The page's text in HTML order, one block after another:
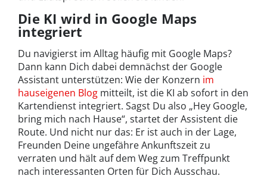
Die KI wird in Google Maps
integriert
Du navigierst im Alltag häufig mit Google Maps?
Dann kann Dich dabei demnächst der Google
Assistant unterstützen: Wie der Konzern im
hauseigenen Blog mitteilt, ist die KI ab sofort in den
Kartendienst integriert. Sagst Du also „Hey Google,
bring mich nach Hause“, startet der Assistent die
Route. Und nicht nur das: Er ist auch in der Lage,
Freunden Deine ungefähre Ankunftszeit zu
verraten und hält auf dem Weg zum Treffpunkt
nach interessanten Orten für Dich Ausschau.